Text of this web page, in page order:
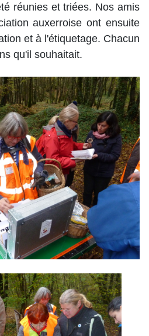
réunies et triées. Nos amis
auxerroise ont ensuite
et à l'étiquetage. Chacun
qu'il souhaitait.